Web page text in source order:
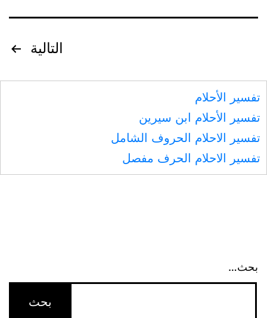
المقالات
التالية
تفسير الأحلام
تفسير الأحلام ابن سيرين
تفسير الاحلام الحروف الشامل
تفسير الاحلام الحرف مفصل
بحث…